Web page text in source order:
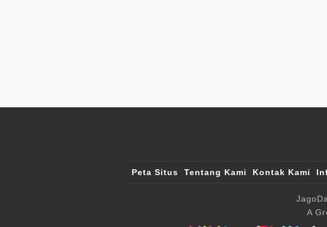
Peta Situs Tentang Kami Kontak Kami
A